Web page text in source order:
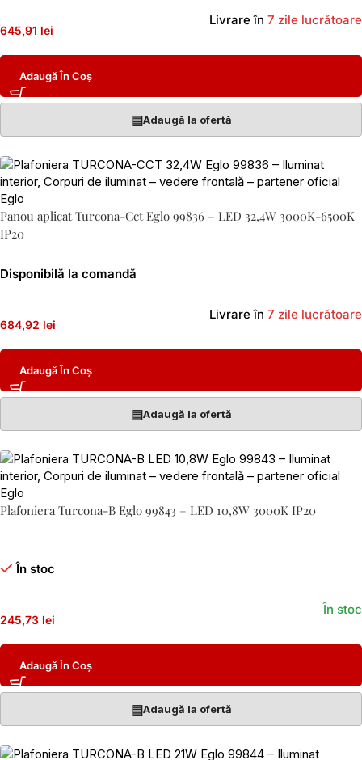
645,91 lei
Livrare în 7 zile lucrătoare
Adaugă În Coș
▤Adaugă la ofertă
Panou aplicat Turcona-Cct Eglo 99836 – LED 32,4W 3000K-6500K
IP20
Disponibilă la comandă
684,92 lei
Livrare în 7 zile lucrătoare
Adaugă În Coș
▤Adaugă la ofertă
Plafoniera Turcona-B Eglo 99843 – LED 10,8W 3000K IP20
În stoc
245,73 lei
În stoc
Adaugă În Coș
▤Adaugă la ofertă